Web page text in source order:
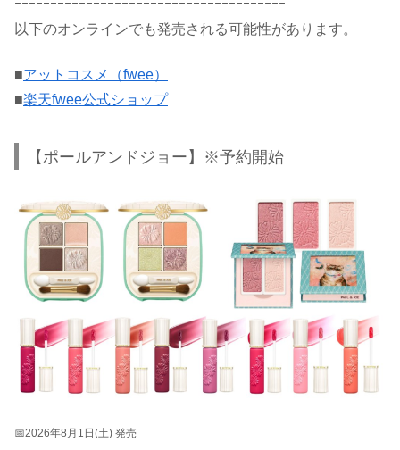
ｰｰｰｰｰｰｰｰｰｰｰｰｰｰｰｰｰｰｰｰｰｰｰｰｰｰｰｰｰｰｰｰｰｰｰｰｰｰ
以下のオンラインでも発売される可能性があります。
■アットコスメ（fwee）
■楽天fwee公式ショップ
【ポールアンドジョー】※予約開始
📅2026年8月1日(土) 発売